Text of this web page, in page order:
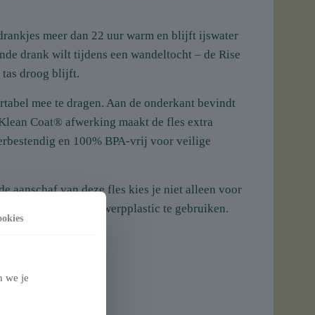
meer dan 22 uur warm en blijft ijswater
drank wilt tijdens een wandeltocht – de Rise
tas droog blijft.
mee te dragen. Aan de onderkant bevindt
Coat® afwerking maakt de fles extra
en 100% BPA-vrij voor veilige
aanschaf van deze fles kies je niet alleen voor
door minder wegwerpplastic te gebruiken.
we je